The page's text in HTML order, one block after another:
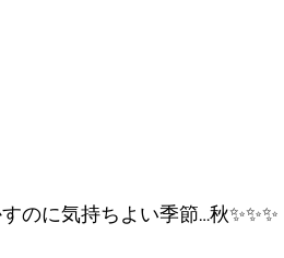
のに気持ちよい季節…秋